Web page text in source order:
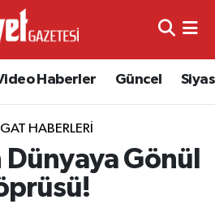
Haberler Güncel
HABERLERI
Dünyaya Gönül